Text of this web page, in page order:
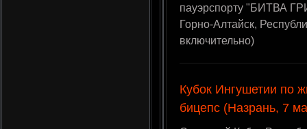
пауэрспорту "БИТВА
Горно-Алтайск,
включительно)
Кубок Ингушетии по
бицепс (Назрань, 7